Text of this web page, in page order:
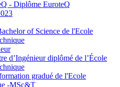
- Diplôme EuroteQ
of Science de l'Ecole
d’Ingénieur diplômé de l’École
gradué de l'Ecole
-MSc&T